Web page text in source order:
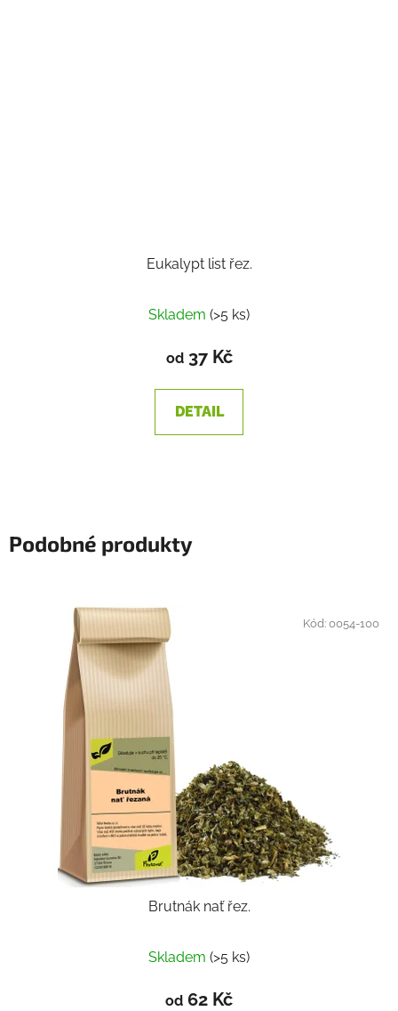
Eukalypt list řez.
Skladem (>5 ks)
od37 Kč
DETAIL
Podobné produkty
Brutnák nať řez.
Skladem (>5 ks)
od 62 Kč
Kód:0054-100